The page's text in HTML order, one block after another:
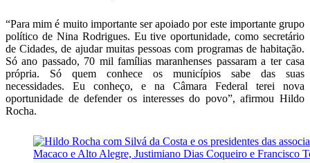
“Para mim é muito importante ser apoiado por este importante grupo
político de Nina Rodrigues. Eu tive oportunidade, como secretário
de Cidades, de ajudar muitas pessoas com programas de habitação.
Só ano passado, 70 mil famílias maranhenses passaram a ter casa
própria. Só quem conhece os municípios sabe das suas
necessidades. Eu conheço, e na Câmara Federal terei nova
oportunidade de defender os interesses do povo”, afirmou Hildo
Rocha.